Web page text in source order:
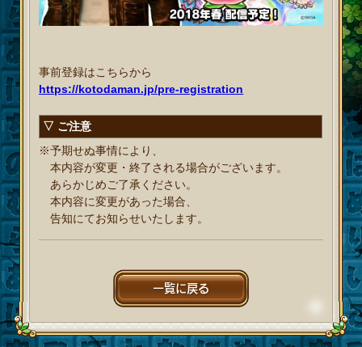
事前登録はこちらから
https://kotodaman.jp/pre-registration
▽ ご注意
※予期せぬ事情により、
本内容が変更・終了される場合がございます。
あらかじめご了承ください。
本内容に変更があった場合、
告知にてお知らせいたします。
一覧に戻る